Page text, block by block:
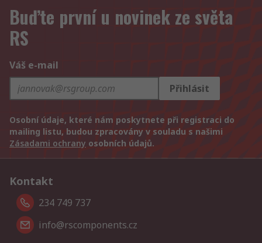
Buďte první u novinek ze světa
RS
Váš e-mail
Přihlásit
Osobní údaje, které nám poskytnete při registraci do
mailing listu, budou zpracovány v souladu s našimi
Zásadami ochrany osobních údajů.
Kontakt
234 749 737
info@rscomponents.cz